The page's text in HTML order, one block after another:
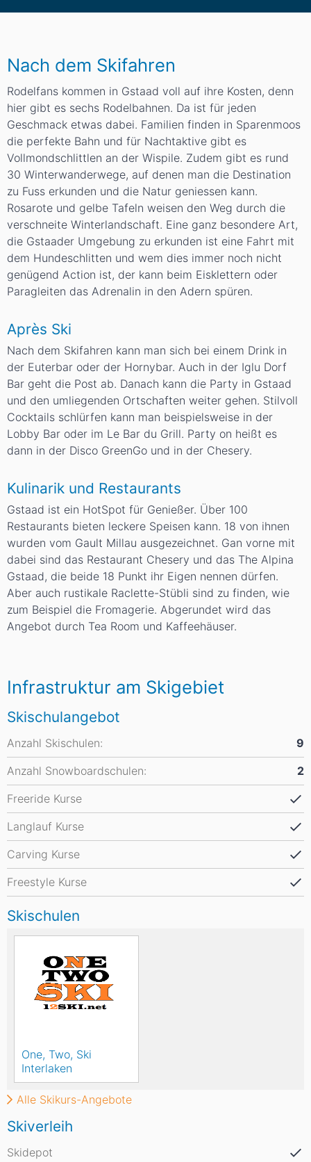
Nach dem Skifahren
Rodelfans kommen in Gstaad voll auf ihre Kosten, denn
hier gibt es sechs Rodelbahnen. Da ist für jeden
Geschmack etwas dabei. Familien finden in Sparenmoos
die perfekte Bahn und für Nachtaktive gibt es
Vollmondschlittlen an der Wispile. Zudem gibt es rund
30 Winterwanderwege, auf denen man die Destination
zu Fuss erkunden und die Natur geniessen kann.
Rosarote und gelbe Tafeln weisen den Weg durch die
verschneite Winterlandschaft. Eine ganz besondere Art,
die Gstaader Umgebung zu erkunden ist eine Fahrt mit
dem Hundeschlitten und wem dies immer noch nicht
genügend Action ist, der kann beim Eisklettern oder
Paragleiten das Adrenalin in den Adern spüren.
Après Ski
Nach dem Skifahren kann man sich bei einem Drink in
der Euterbar oder der Hornybar. Auch in der Iglu Dorf
Bar geht die Post ab. Danach kann die Party in Gstaad
und den umliegenden Ortschaften weiter gehen. Stilvoll
Cocktails schlürfen kann man beispielsweise in der
Lobby Bar oder im Le Bar du Grill. Party on heißt es
dann in der Disco GreenGo und in der Chesery.
Kulinarik und Restaurants
Gstaad ist ein HotSpot für Genießer. Über 100
Restaurants bieten leckere Speisen kann. 18 von ihnen
wurden vom Gault Millau ausgezeichnet. Gan vorne mit
dabei sind das Restaurant Chesery und das The Alpina
Gstaad, die beide 18 Punkt ihr Eigen nennen dürfen.
Aber auch rustikale Raclette-Stübli sind zu finden, wie
zum Beispiel die Fromagerie. Abgerundet wird das
Angebot durch Tea Room und Kaffeehäuser.
Infrastruktur am Skigebiet
Skischulangebot
Anzahl Skischulen:
9
Anzahl Snowboardschulen:
2
Freeride Kurse
Langlauf Kurse
Carving Kurse
Freestyle Kurse
Skischulen
One, Two, Ski
Interlaken
Alle Skikurs-Angebote
Skiverleih
Skidepot